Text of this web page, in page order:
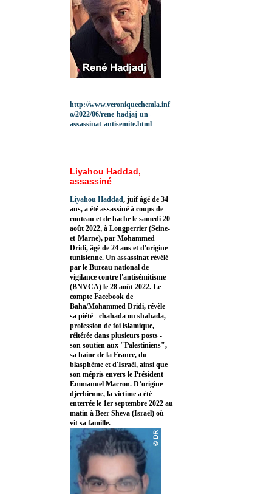
http://www.veroniquechemla.inf
o/2022/06/rene-hadjaj-un-
assassinat-antisemite.html
Liyahou Haddad,
assassiné
Liyahou Haddad, juif âgé de 34
ans, a été assassiné à coups de
couteau et de hache le samedi 20
août 2022, à Longperrier (Seine-
et-Marne), par Mohammed
Dridi, âgé de 24 ans et d'origine
tunisienne. Un assassinat révélé
par le Bureau national de
vigilance contre l'antisémitisme
(BNVCA) le 28 août 2022. Le
compte Facebook de
Baha/Mohammed Dridi, révèle
sa piété - chahada ou shahada,
profession de foi islamique,
réitérée dans plusieurs posts -
son soutien aux "Palestiniens",
sa haine de la France, du
blasphème et d'Israël, ainsi que
son mépris envers le Président
Emmanuel Macron. D’origine
djerbienne, la victime a été
enterrée le 1er septembre 2022 au
matin à Beer Sheva (Israël) où
vit sa famille.